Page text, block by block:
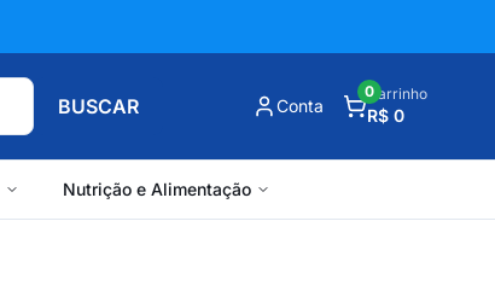
BUSCAR Conta
Carrinho
R$ 0
0
Nutrição e Alimentação